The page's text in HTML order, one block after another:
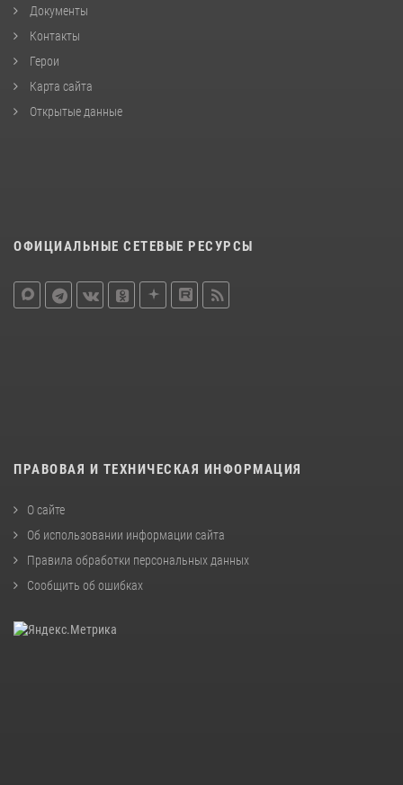
Документы
Контакты
Герои
Карта сайта
Открытые данные
ОФИЦИАЛЬНЫЕ СЕТЕВЫЕ РЕСУРСЫ
ПРАВОВАЯ И ТЕХНИЧЕСКАЯ ИНФОРМАЦИЯ
О сайте
Об использовании информации сайта
Правила обработки персональных данных
Сообщить об ошибках